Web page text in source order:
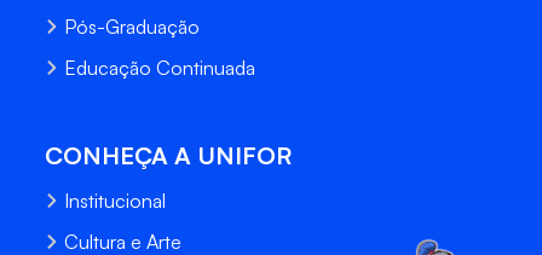
Pós-Graduação
Educação Continuada
CONHEÇA A UNIFOR
Institucional
Cultura e Arte